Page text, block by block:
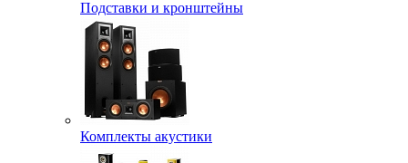
Подставки и кронштейны
Комплекты акустики